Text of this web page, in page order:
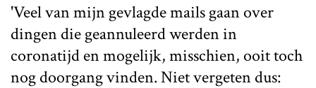
'Veel van mijn gevlagde mails gaan over
dingen die geannuleerd werden in
coronatijd en mogelijk, misschien, ooit toch
nog doorgang vinden. Niet vergeten dus: